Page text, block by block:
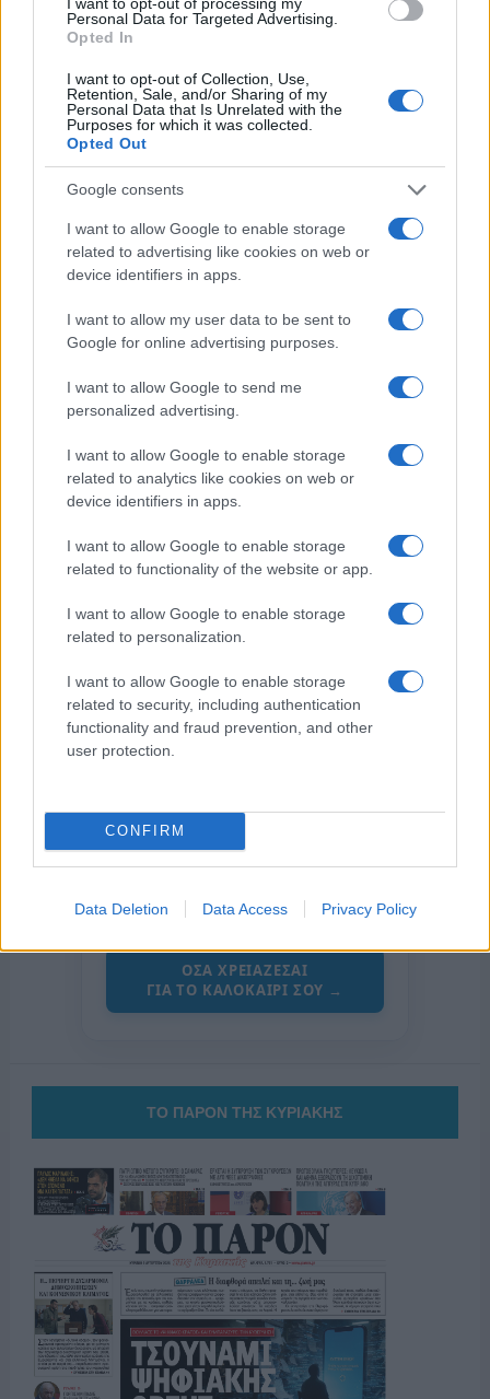
Personal Data for Targeted Advertising.
Opted In
I want to opt-out of Collection, Use,
Retention, Sale, and/or Sharing of my
Personal Data that Is Unrelated with the
Purposes for which it was collected.
Opted Out
Google consents
I want to allow Google to enable storage
related to advertising like cookies on web or
device identifiers in apps.
I want to allow my user data to be sent to
Google for online advertising purposes.
I want to allow Google to send me
personalized advertising.
I want to allow Google to enable storage
related to analytics like cookies on web or
device identifiers in apps.
I want to allow Google to enable storage
related to functionality of the website or app.
I want to allow Google to enable storage
related to personalization.
I want to allow Google to enable storage
related to security, including authentication
functionality and fraud prevention, and other
user protection.
CONFIRM
Data Deletion Data Access Privacy Policy
Η ΣΤΗΛΗ ΜΑΣ
της Ζωής μας
Οι άνθρωποι, οι αυθεντικές ιστορίες,
πολιτισμός που μας ενώνει κάθε μέρα.
ΟΣΑ ΧΡΕΙΑΖΕΣΑΙ
ΓΙΑ ΤΟ ΚΑΛΟΚΑΙΡΙ ΣΟΥ →
ΤΟ ΠΑΡΟΝ ΤΗΣ ΚΥΡΙΑΚΗΣ